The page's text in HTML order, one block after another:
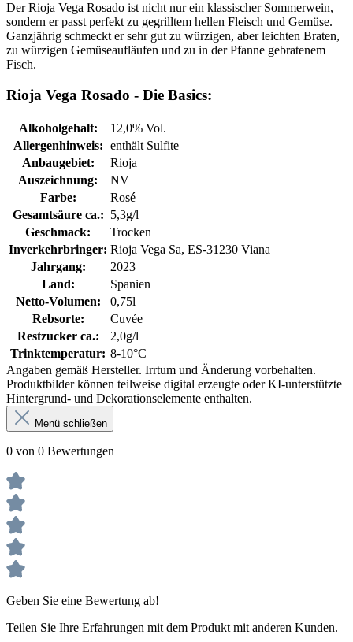
Der Rioja Vega Rosado ist nicht nur ein klassischer Sommerwein,
sondern er passt perfekt zu gegrilltem hellen Fleisch und Gemüse.
Ganzjährig schmeckt er sehr gut zu würzigen, aber leichten Braten,
zu würzigen Gemüseaufläufen und zu in der Pfanne gebratenem
Fisch.
Rioja Vega Rosado - Die Basics:
Alkoholgehalt:
12,0% Vol.
Allergenhinweis: enthält Sulfite
Anbaugebiet:
Rioja
Auszeichnung:
NV
Farbe:
Rosé
Gesamtsäure ca.: 5,3g/l
Geschmack:
Trocken
Inverkehrbringer: Rioja Vega Sa, ES-31230 Viana
Jahrgang:
2023
Land:
Spanien
Netto-Volumen:
0,75l
Rebsorte:
Cuvée
Restzucker ca.:
2,0g/l
Trinktemperatur: 8-10°C
Angaben gemäß Hersteller. Irrtum und Änderung vorbehalten.
Produktbilder können teilweise digital erzeugte oder KI-unterstützte
Hintergrund- und Dekorationselemente enthalten.
Menü schließen
0 von 0 Bewertungen
Geben Sie eine Bewertung ab!
Teilen Sie Ihre Erfahrungen mit dem Produkt mit anderen Kunden.